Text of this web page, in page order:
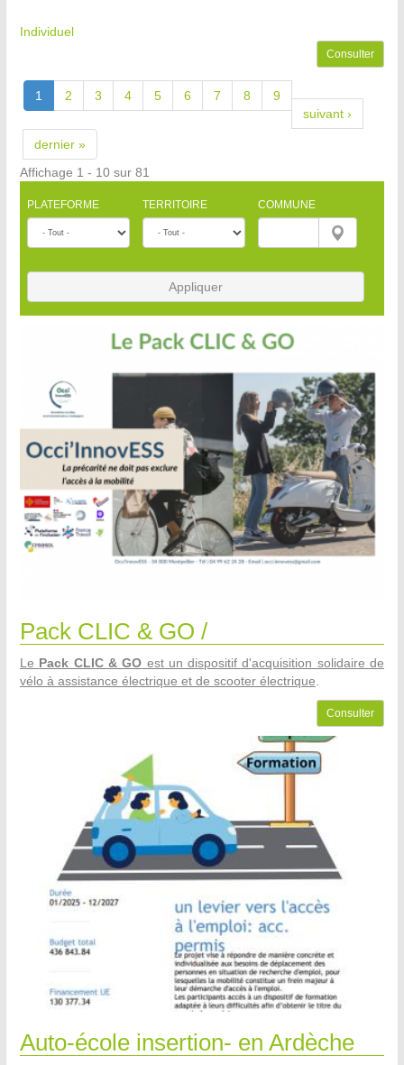
Individuel
Consulter
1 2 3 4 5 6 7 8
9
suivant ›
dernier »
Affichage 1 - 10 sur 81
PLATEFORME TERRITOIRE COMMUNE
Appliquer
Pack CLIC & GO /
Le Pack CLIC & GO est un dispositif d'acquisition solidaire de
vélo à assistance électrique et de scooter électrique
Consulter
Auto-école insertion- en Ardèche